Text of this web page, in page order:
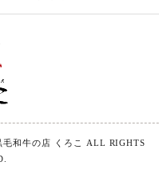
和牛の店 くろこ ALL RIGHTS